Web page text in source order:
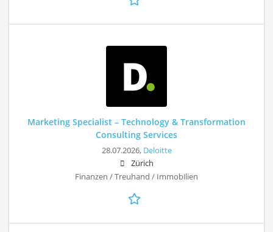
Marketing Specialist – Technology & Transformation
Consulting Services
28.07.2026, Deloitte
Zürich
Finanzen / Treuhand / Immobilien